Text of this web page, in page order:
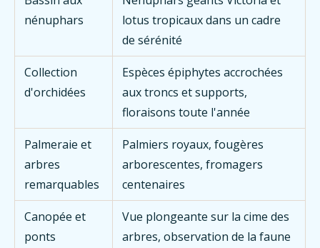
nénuphars
lotus tropicaux dans un cadre
de sérénité
Collection
d'orchidées
Espèces épiphytes accrochées
aux troncs et supports,
floraisons toute l'année
Palmeraie et
arbres
remarquables
Palmiers royaux, fougères
arborescentes, fromagers
centenaires
Canopée et
ponts
Vue plongeante sur la cime des
arbres, observation de la faune